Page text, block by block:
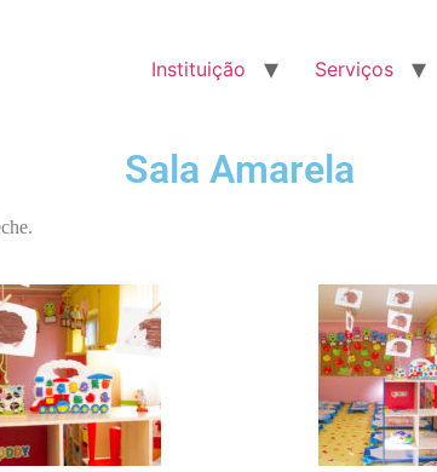
Instituição Serviços
Sala Amarela